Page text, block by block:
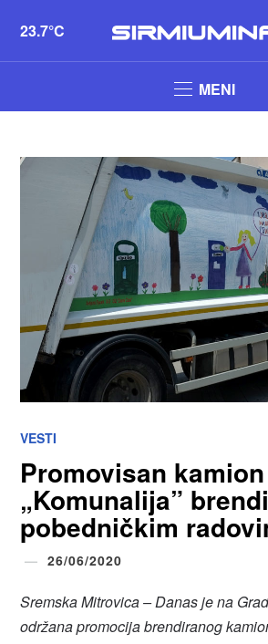
23.7°C
MENI
VESTI
Promovisan kamion
„Komunalija”
pobedničkim
26/06/2020
Sremska Mitrovica – Danas je na
održana promocija brendiranog